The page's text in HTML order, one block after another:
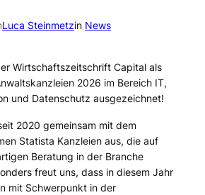
Luca Steinmetzin News
Wirtschaftszeitschrift Capitalals
2026 im Bereich IT,
und Datenschutz ausgezeichnet!
2020 gemeinsam mit dem
Statista Kanzleien aus, die auf
Beratung in der Branche
freut uns, dass in diesem Jahr
mit Schwerpunkt in der